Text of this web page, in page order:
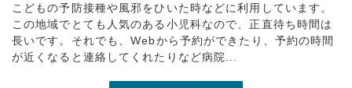
こどもの予防接種や風邪をひいた時などに利用しています。
この地域でとても人気のある小児科なので、正直待ち時間は
長いです。それでも、Webから予約ができたり、予約の時間
が近くなると連絡してくれたりなど病院...